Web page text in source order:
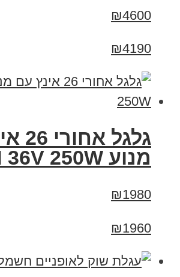
₪4600
₪4190
גלגל
מנוע 8FUN 36V 250W
₪1980
₪1960